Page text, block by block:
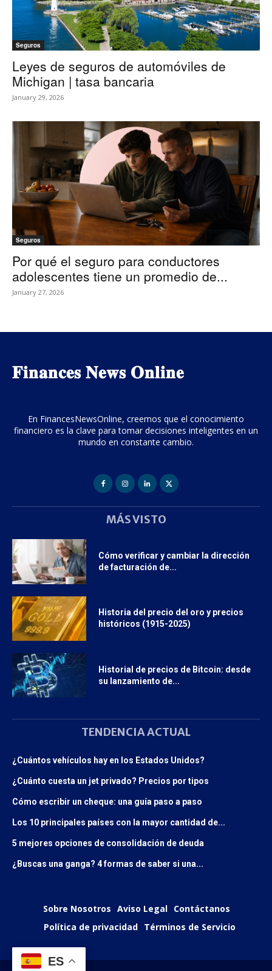
Seguros
Leyes de seguros de automóviles de
Michigan | tasa bancaria
January 29, 2026
Seguros
Por qué el seguro para conductores
adolescentes tiene un promedio de...
January 27, 2026
𝐅𝐢𝐧𝐚𝐧𝐜𝐞𝐬 𝐍𝐞𝐰𝐬 𝐎𝐧𝐥𝐢𝐧𝐞
En FinancesNewsOnline, creemos que el conocimiento
financiero es la clave para tomar decisiones inteligentes en un
mundo en constante cambio.
MÁS VISTO
Cómo verificar y cambiar la dirección
de facturación de...
Historia del precio del oro y precios
históricos (1915-2025)
Historial de precios de Bitcoin: desde
su lanzamiento de...
TENDENCIA ACTUAL
¿Cuántos vehículos hay en los Estados Unidos?
¿Cuánto cuesta un jet privado? Precios por tipos
Cómo escribir un cheque: una guía paso a paso
Los 10 principales países con la mayor cantidad de...
5 mejores opciones de consolidación de deuda
¿Buscas una ganga? 4 formas de saber si una...
Sobre Nosotros Aviso Legal Contáctanos
Política de privacidad Términos de Servicio
ES